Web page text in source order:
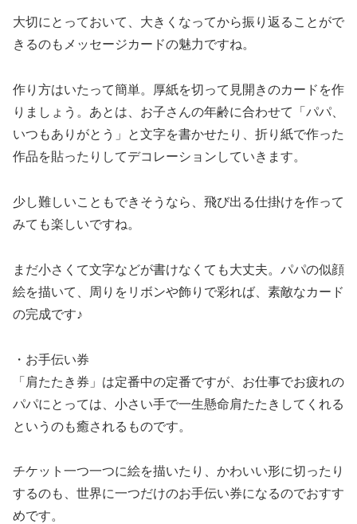
大切にとっておいて、大きくなってから振り返ることがで
きるのもメッセージカードの魅力ですね。
作り方はいたって簡単。厚紙を切って見開きのカードを作
りましょう。あとは、お子さんの年齢に合わせて「パパ、
いつもありがとう」と文字を書かせたり、折り紙で作った
作品を貼ったりしてデコレーションしていきます。
少し難しいこともできそうなら、飛び出る仕掛けを作って
みても楽しいですね。
まだ小さくて文字などが書けなくても大丈夫。パパの似顔
絵を描いて、周りをリボンや飾りで彩れば、素敵なカード
の完成です♪
・お手伝い券
「肩たたき券」は定番中の定番ですが、お仕事でお疲れの
パパにとっては、小さい手で一生懸命肩たたきしてくれる
というのも癒されるものです。
チケット一つ一つに絵を描いたり、かわいい形に切ったり
するのも、世界に一つだけのお手伝い券になるのでおすす
めです。